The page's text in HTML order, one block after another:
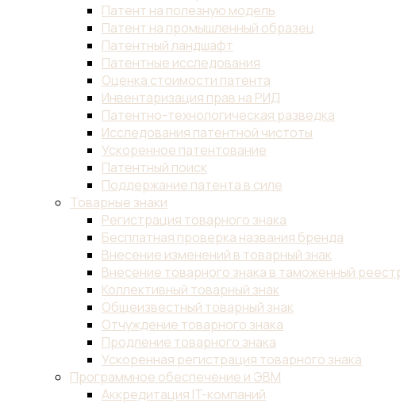
Патент на полезную модель
Патент на промышленный образец
Патентный ландшафт
Патентные исследования
Оценка стоимости патента
Инвентаризация прав на РИД
Патентно-технологическая разведка
Исследования патентной чистоты
Ускоренное патентование
Патентный поиск
Поддержание патента в силе
Товарные знаки
Регистрация товарного знака
Бесплатная проверка названия бренда
Внесение изменений в товарный знак
Внесение товарного знака в таможенный
Коллективный товарный знак
Общеизвестный товарный знак
Отчуждение товарного знака
Продление товарного знака
Ускоренная регистрация товарного знака
Программное обеспечение и ЭВМ
Аккредитация IT-компаний